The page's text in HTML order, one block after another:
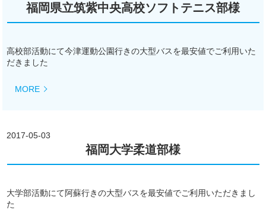
福岡県立筑紫中央高校ソフトテニス部様
高校部活動にて今津運動公園行きの大型バスを最安値でご利用いた
だきました
MORE
2017-05-03
福岡大学柔道部様
大学部活動にて阿蘇行きの大型バスを最安値でご利用いただきまし
た